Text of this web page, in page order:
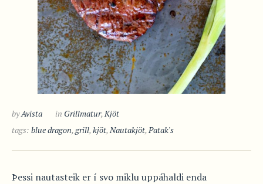
byAvista in Grillmatur,Kjöt
tags: blue dragon,grill,kjöt,Nautakjöt,Patak's
Þessi nautasteik er í svo miklu uppáhaldi enda